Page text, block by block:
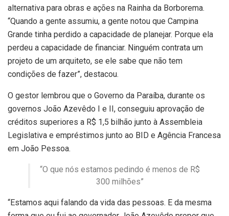
alternativa para obras e ações na Rainha da Borborema.
“Quando a gente assumiu, a gente notou que Campina
Grande tinha perdido a capacidade de planejar. Porque ela
perdeu a capacidade de financiar. Ninguém contrata um
projeto de um arquiteto, se ele sabe que não tem
condições de fazer”, destacou.
O gestor lembrou que o Governo da Paraíba, durante os
governos João Azevêdo I e II, conseguiu aprovação de
créditos superiores a R$ 1,5 bilhão junto à Assembleia
Legislativa e empréstimos junto ao BID e Agência Francesa
em João Pessoa.
“O que nós estamos pedindo é menos de R$
300 milhões”
“Estamos aqui falando da vida das pessoas. E da mesma